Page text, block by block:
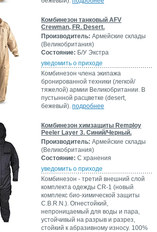
Комбинезон танковый AFV
Crewman, FR. Desert.
Производитель: Армейские склады
(Великобритания)
Состояние: Б/У Экстра
уведомить о приходе
Комбинезон члена экипажа
бронированной техники (легкой/
тяжелой) армии Великобритании. В
пустынной расцветке (desert,
бежевый). подробнее
Комбинезон химзащиты Remploy
Peeler Layer 3. Синий/Черный.
Производитель: Армейские склады
(Великобритания)
Состояние: С хранения
уведомить о приходе
Комбинезон - третий внешний слой
комплекта одежды CR-1 (новый
комплекс био-химической защиты
C.B.R.N.). Огнестойкий,
непроницаемый для воды и пара,
устойчивый на разрыв и разрез,
стойкий к абразивному износу. 100%